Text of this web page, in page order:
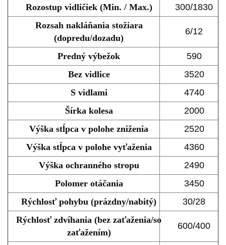
Rozostup vidličiek (Min. / Max.)
300/1830
Rozsah nakláňania stožiara
(dopredu/dozadu)
6/12
Predný výbežok
590
Bez vidlice
3520
S vidlami
4740
Šírka kolesa
2000
Výška stĺpca v polohe zniženia
2520
Výška stĺpca v polohe vyťaženia
4360
Výška ochranného stropu
2490
Polomer otáčania
3450
Rýchlosť pohybu (prázdny/nabitý)
30/28
Rýchlosť zdvíhania (bez zaťaženia/so
zaťažením)
600/400